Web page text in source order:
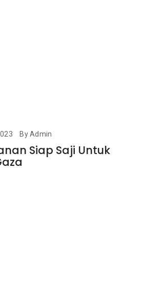
By Admin
Siap Saji Untuk